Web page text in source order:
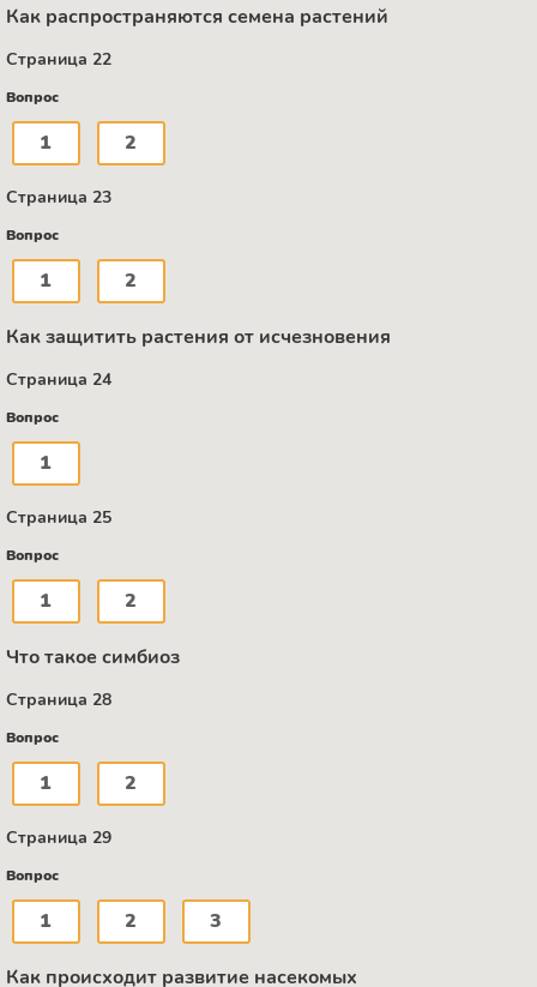
Как распространяются семена растений
Страница 22
Вопрос
1 2
Страница 23
Вопрос
1 2
Как защитить растения от исчезновения
Страница 24
Вопрос
1
Страница 25
Вопрос
1 2
Что такое симбиоз
Страница 28
Вопрос
1 2
Страница 29
Вопрос
1 2 3
Как происходит развитие насекомых